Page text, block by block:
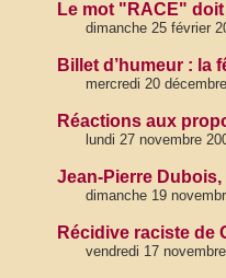
Le mot "RACE"
dimanche 25 février
Billet d’humeur : la
mercredi 20
Réactions aux
lundi 27 novembre
Jean-Pierre
dimanche 19
Récidive raciste de
vendredi 17